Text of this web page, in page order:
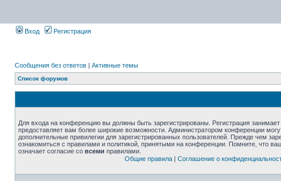
Вход Регистрация
Сообщения без ответов | Активные темы
Список форумов
Для входа на конференцию вы должны быть зарегистрированы. Регистрация занимает
предоставляет вам более широкие возможности. Администратором конференции
дополнительные привилегии для зарегистрированных пользователей. Прежде чем
ознакомиться с правилами и политикой, принятыми на конференции. Помните, что
означает согласие со всеми правилами.
Общие правила| Соглашение о